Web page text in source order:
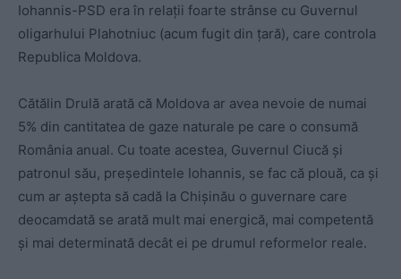
Iohannis-PSD era în relații foarte strânse cu Guvernul
oligarhului Plahotniuc (acum fugit din țară), care controla
Republica Moldova.
Cătălin Drulă arată că Moldova ar avea nevoie de numai
5% din cantitatea de gaze naturale pe care o consumă
România anual. Cu toate acestea, Guvernul Ciucă și
patronul său, președintele Iohannis, se fac că plouă, ca și
cum ar aștepta să cadă la Chișinău o guvernare care
deocamdată se arată mult mai energică, mai competentă
și mai determinată decât ei pe drumul reformelor reale.